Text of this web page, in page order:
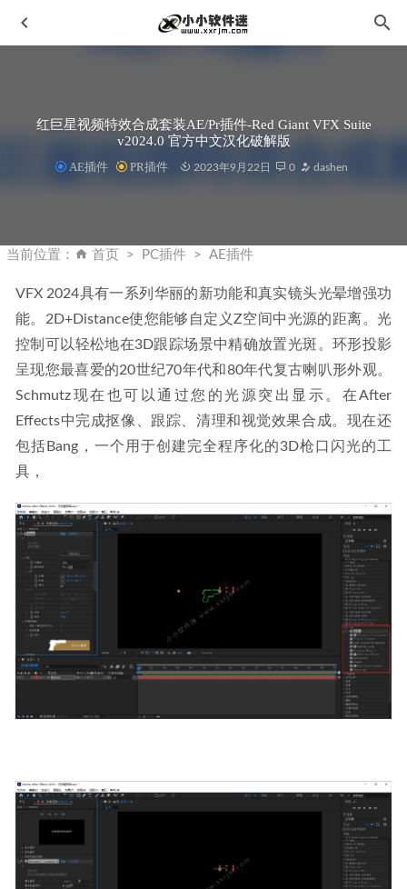
红巨星视频特效合成套装AE/Pr插件-Red Giant VFX Suite
v2024.0 官方中文汉化破解版
AE插件 PR插件 2023年9月22日 0 dashen
当前位置： 首页 PC插件 AE插件
VFX 2024具有一系列华丽的新功能和真实镜头光晕增强功
能。2D+Distance使您能够自定义Z空间中光源的距离。光
控制可以轻松地在3D跟踪场景中精确放置光斑。环形投影
呈现您最喜爱的20世纪70年代和80年代复古喇叭形外观。
Schmutz现在也可以通过您的光源突出显示。在After
Effects中完成抠像、跟踪、清理和视觉效果合成。现在还
包括Bang，一个用于创建完全程序化的3D枪口闪光的工
具，
件 2023-06-01
DxO PhotoLab 6.10.0 Build 284 中文破解版 2023-09-27
达芬奇18 DaVinci Resolve Studio 18.1.0.0016中文破解版
2022-11-12
ENVI5.0 64位破解版安装教程+破解补丁+汉化补丁 2021-
06-05